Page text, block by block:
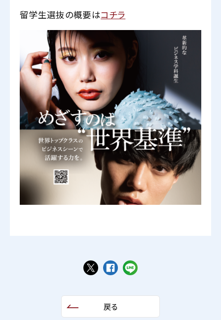
留学生選抜の概要はコチラ
戻る